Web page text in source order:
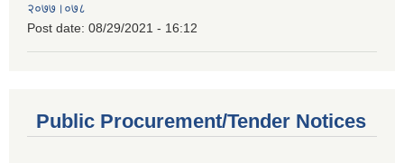
२०७७।०७८
Post date: 08/29/2021 - 16:12
Public Procurement/Tender Notices